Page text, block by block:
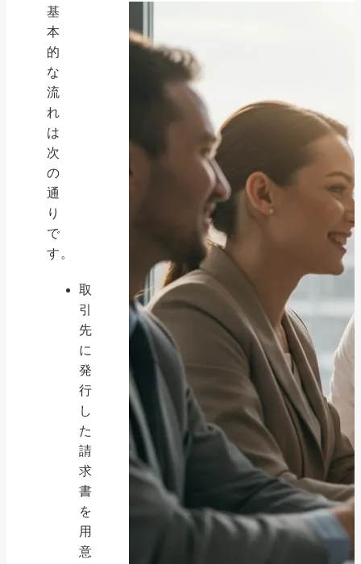
基
本
的
な
流
れ
は
次
の
通
り
で
す。
取
引
先
に
発
行
し
た
請
求
書
を
用
意